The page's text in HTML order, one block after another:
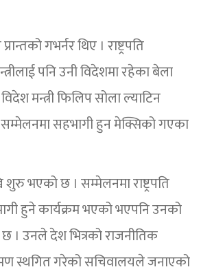
गभर्नर थिए । राष्ट्रपति
पनि उनी विदेशमा रहेका बेला
मन्त्री फिलिप सोला ल्याटिन
सहभागी हुन मेक्सिको गएका
भएको छ । सम्मेलनमा राष्ट्रपति
हुने कार्यक्रम भएको भएपनि उनको
। उनले देश भित्रको राजनीतिक
स्थगित गरेको सचिवालयले जनाएको